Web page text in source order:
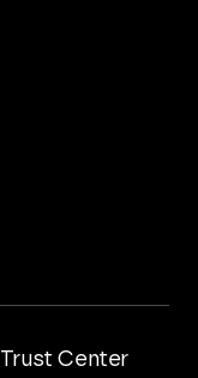
Trust Center